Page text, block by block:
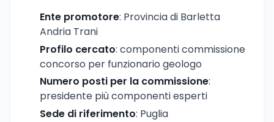
Ente promotore: Provincia di Barletta
Andria Trani
Profilo cercato: componenti commissione
concorso per funzionario geologo
Numero posti per la commissione:
presidente più componenti esperti
Sede di riferimento: Puglia